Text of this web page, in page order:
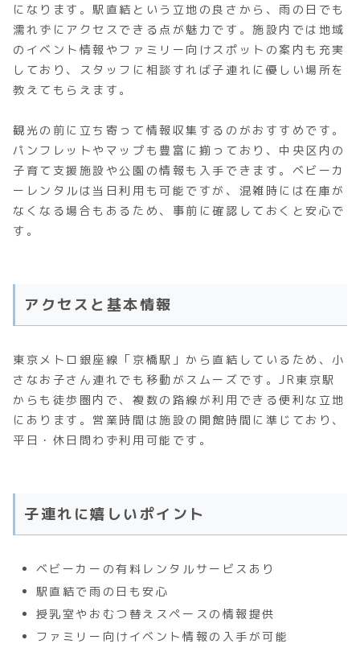
になります。駅直結という立地の良さから、雨の日でも
濡れずにアクセスできる点が魅力です。施設内では地域
のイベント情報やファミリー向けスポットの案内も充実
しており、スタッフに相談すれば子連れに優しい場所を
教えてもらえます。
観光の前に立ち寄って情報収集するのがおすすめです。
パンフレットやマップも豊富に揃っており、中央区内の
子育て支援施設や公園の情報も入手できます。ベビーカ
ーレンタルは当日利用も可能ですが、混雑時には在庫が
なくなる場合もあるため、事前に確認しておくと安心で
す。
アクセスと基本情報
東京メトロ銀座線「京橋駅」から直結しているため、小
さなお子さん連れでも移動がスムーズです。JR東京駅
からも徒歩圏内で、複数の路線が利用できる便利な立地
にあります。営業時間は施設の開館時間に準じており、
平日・休日問わず利用可能です。
子連れに嬉しいポイント
ベビーカーの有料レンタルサービスあり
駅直結で雨の日も安心
授乳室やおむつ替えスペースの情報提供
ファミリー向けイベント情報の入手が可能